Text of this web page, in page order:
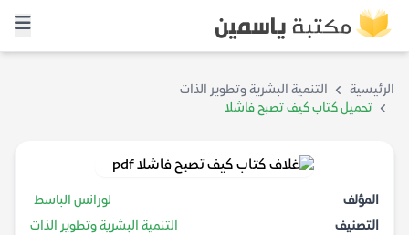
الرئيسية
التنمية البشرية وتطوير الذات
تحميل كتاب كيف تصبح فاشلا
المؤلف
لورانس الباسط
التصنيف
التنمية البشرية وتطوير الذات